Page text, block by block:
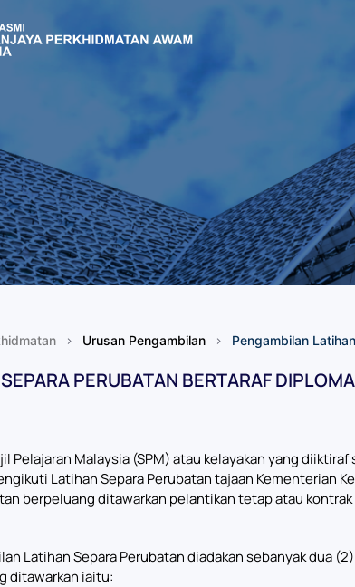
Urusan Pengambilan Pengambilan
PERUBATAN BERTARAF
Pelajaran Malaysia (SPM) atau kelayakan yang
Latihan Separa Perubatan tajaan Kementerian
berpeluang ditawarkan pelantikan tetap atau
Latihan Separa Perubatan diadakan sebanyak dua
ditawarkan iaitu: